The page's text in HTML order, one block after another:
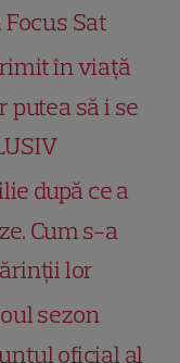
Sat
în viață
să i se
după ce a
Cum s-a
lor
sezon
oficial al